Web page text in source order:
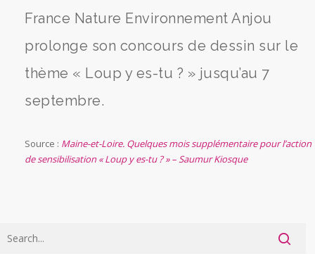
France Nature Environnement Anjou
prolonge son concours de dessin sur le
thème « Loup y es-tu ? » jusqu’au 7
septembre.
Source : Maine-et-Loire. Quelques mois supplémentaire pour l’action
de sensibilisation « Loup y es-tu ? » – Saumur Kiosque